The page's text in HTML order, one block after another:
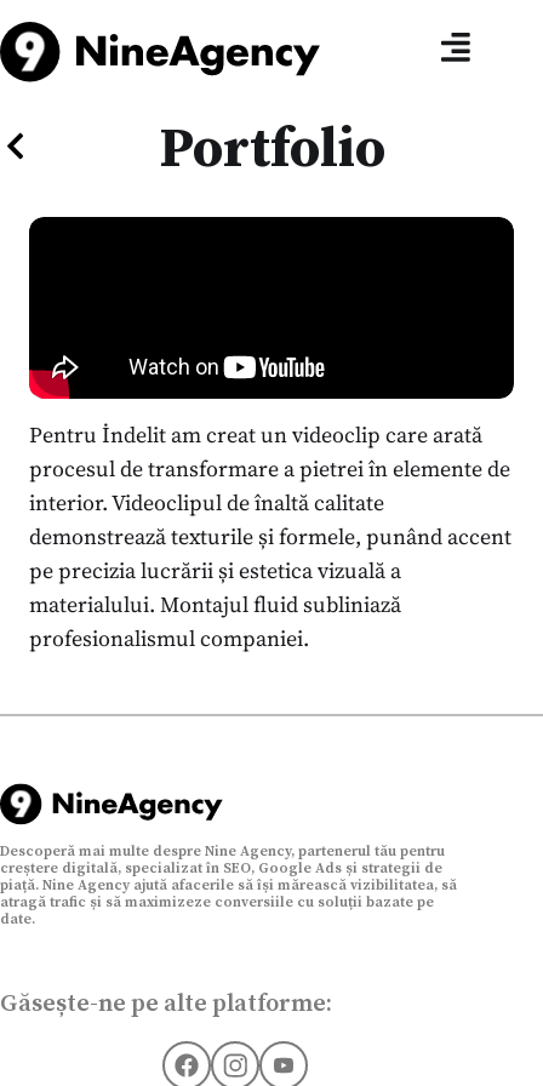
Portfolio
Pentru İndelit am creat un videoclip care arată
procesul de transformare a pietrei în elemente de
interior. Videoclipul de înaltă calitate
demonstrează texturile și formele, punând accent
pe precizia lucrării și estetica vizuală a
materialului. Montajul fluid subliniază
profesionalismul companiei.
Descoperă mai multe despre Nine Agency, partenerul tău pentru
creștere digitală, specializat în SEO, Google Ads și strategii de
piață. Nine Agency ajută afacerile să își mărească vizibilitatea, să
atragă trafic și să maximizeze conversiile cu soluții bazate pe
date.
Găsește-ne pe alte platforme: